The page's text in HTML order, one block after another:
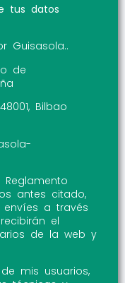
tus datos
Guisasola..
de
Bilbao
antes citado,
a través
el
de la web y
mis usuarios,